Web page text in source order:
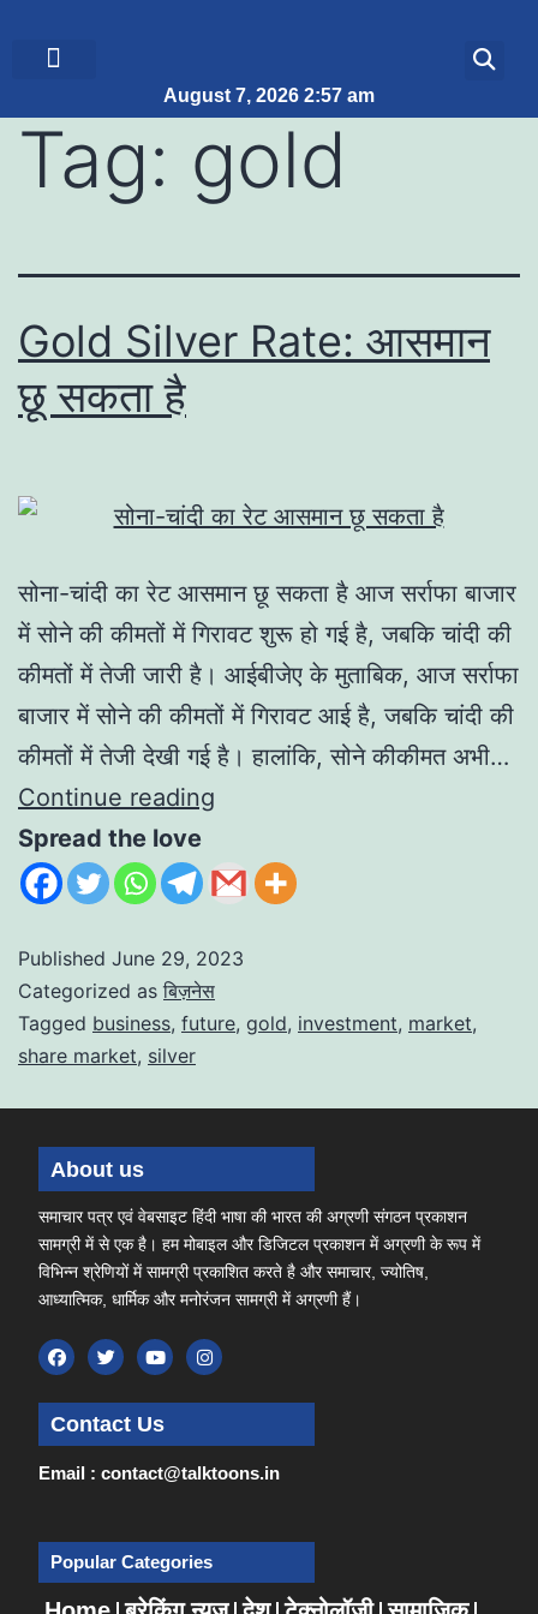
August 7, 2026 2:57 am
Tag: gold
Gold Silver Rate: आसमान
छू सकता है
सोना-चांदी का रेट आसमान छू सकता है आज सर्राफा बाजार
में सोने की कीमतों में गिरावट शुरू हो गई है, जबकि चांदी की
कीमतों में तेजी जारी है। आईबीजेए के मुताबिक, आज सर्राफा
बाजार में सोने की कीमतों में गिरावट आई है, जबकि चांदी की
कीमतों में तेजी देखी गई है। हालांकि, सोने कीकीमत अभी…
Continue reading
Spread the love
Published June 29, 2023
Categorized as बिज़नेस
Tagged business, future, gold, investment, market,
share market, silver
About us
समाचार पत्र एवं वेबसाइट हिंदी भाषा की भारत की अग्रणी संगठन प्रकाशन
सामग्री में से एक है। हम मोबाइल और डिजिटल प्रकाशन में अग्रणी के रूप में
विभिन्न श्रेणियों में सामग्री प्रकाशित करते है और समाचार, ज्योतिष,
आध्यात्मिक, धार्मिक और मनोरंजन सामग्री में अग्रणी हैं।
Contact Us
Email : contact@talktoons.in
Popular Categories